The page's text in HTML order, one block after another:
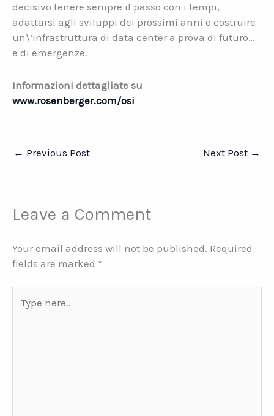
decisivo tenere sempre il passo con i tempi,
adattarsi agli sviluppi dei prossimi anni e costruire
un\’infrastruttura di data center a prova di futuro…
e di emergenze.
Informazioni dettagliate su
www.rosenberger.com/osi
← Previous Post Next Post →
Leave a Comment
Your email address will not be published. Required
fields are marked *
here..